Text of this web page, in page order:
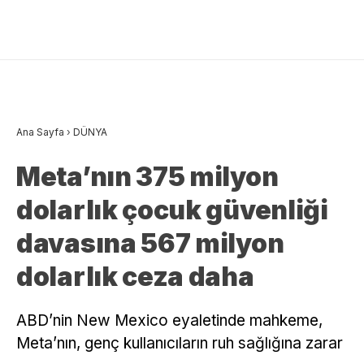
Ana Sayfa › DÜNYA
Meta’nın 375 milyon
dolarlık çocuk güvenliği
davasına 567 milyon
dolarlık ceza daha
ABD’nin New Mexico eyaletinde mahkeme,
Meta’nın, genç kullanıcıların ruh sağlığına zarar